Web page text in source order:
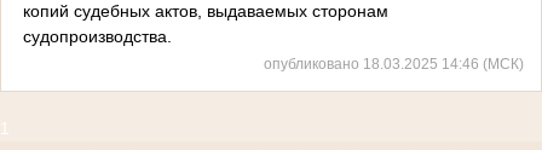
копий судебных актов, выдаваемых сторонам
судопроизводства.
опубликовано 18.03.2025 14:46 (МСК)